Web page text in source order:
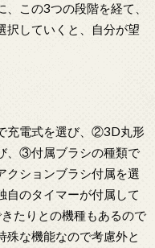
、この3つの段階を経て、
択していくと、自分が望
充電式を選び、②3D丸形
、③付属ブラシの種類で
クションブラシ付属を選
自のタイマーが付属して
たりとの機種もあるので
殊な機能なので考慮外と